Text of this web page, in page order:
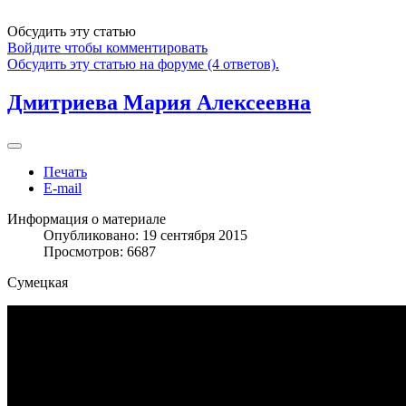
Обсудить эту статью
Войдите чтобы комментировать
Обсудить эту статью на форуме (4 ответов).
Дмитриева Мария Алексеевна
Печать
E-mail
Информация о материале
Опубликовано: 19 сентября 2015
Просмотров: 6687
Сумецкая